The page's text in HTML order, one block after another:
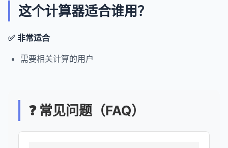
这个计算器适合谁用？
✅ 非常适合
需要相关计算的用户
❓ 常见问题（FAQ）